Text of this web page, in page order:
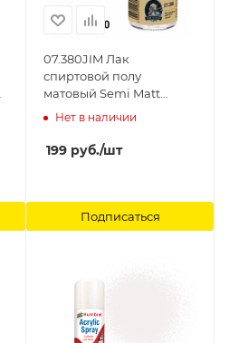
07.380JIM Лак
спиртовой полу
матовый Semi Matt
Varnish Jim Scale
Нет в наличии
199 руб./шт
Подписаться